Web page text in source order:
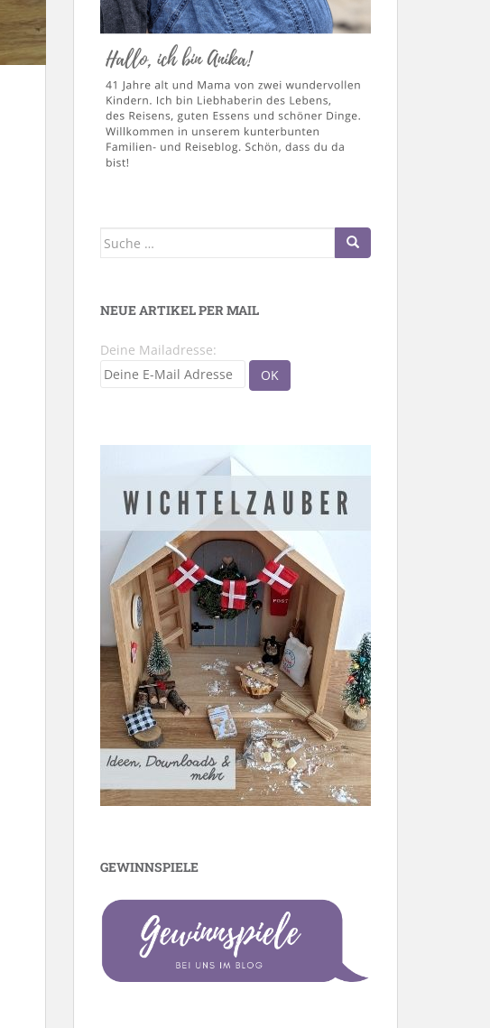
Suche
NEUE ARTIKEL PER MAIL
Deine Mailadresse:
GEWINNSPIELE